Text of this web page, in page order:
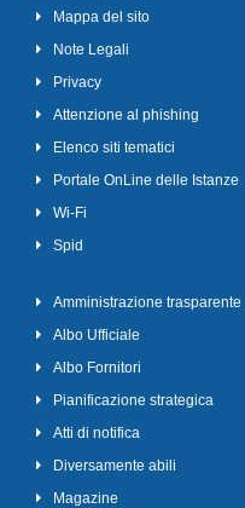
Mappa del sito
Note Legali
Privacy
Attenzione al phishing
Elenco siti tematici
Portale OnLine delle Istanze
Wi-Fi
Spid
Amministrazione trasparente
Albo Ufficiale
Albo Fornitori
Pianificazione strategica
Atti di notifica
Diversamente abili
Magazine